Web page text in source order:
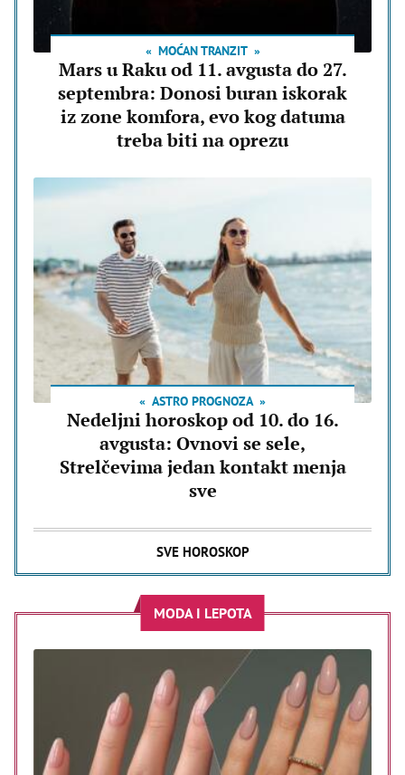
MOĆAN TRANZIT
Mars u Raku od 11. avgusta do 27.
septembra: Donosi buran iskorak
iz zone komfora, evo kog datuma
treba biti na oprezu
ASTRO PROGNOZA
Nedeljni horoskop od 10. do 16.
avgusta: Ovnovi se sele,
Strelčevima jedan kontakt menja
sve
SVE HOROSKOP
MODA I LEPOTA